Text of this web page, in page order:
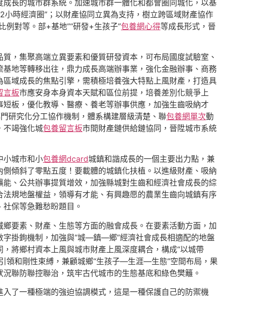
長的城市群系統。加速城市群一體化和都會圈同城化，以基
時經濟圈”；以財產協同立異為支持，樹立跨區域財產協作
例對等。部+基地”“研發+生孩子”包養網心得等成長形式，晉
，集聚高端立異要素和優質研發資本，可布局國度試驗室、
地等轉移出往，鼎力成長高端辦事業，強化金融辦事、商務
域成長的焦點引擎，需積極培養強大特點上風財產，打造具
言板市應安身本身資本天賦和區位前提，培養差別化競爭上
板，優化教導、醫療、養老等辦事供應，加強生齒吸納才
研究化分工協作機制，體系構建層級清楚、聯包養網單次動
不竭強化城包養留言板市間財產鏈供給鏈協同，晉陞城市系統
小城市和小包養網dcard城鎮和諧成長的一個主要出力點，兼
傾斜了零點五度！要載體的城鎮化扶植。以進級財產、吸納
、公共辦事提質增效，加強縣城對生齒和經濟社會成長的綜
規地盤權益，領導有才能、有興趣愿的農業生齒向城鎮有序
保等急難愁盼題目。
要素、財產、生態等方面的融會成長。在要素活動方面，加
掛鉤機制，加強與“城—鎮—鄉”經濟社會成長相適配的地盤
將鄉村資本上風與城市財產上風深度耦合，構成“以城帶
領和剛性束縛，兼顧城鄉“生孩子—生涯—生態”空間布局，果
聯防聯控聯治，筑牢古代城市的生態基底和綠色樊籬。
了一種極端的強迫協調模式，這是一種保護自己的防禦機